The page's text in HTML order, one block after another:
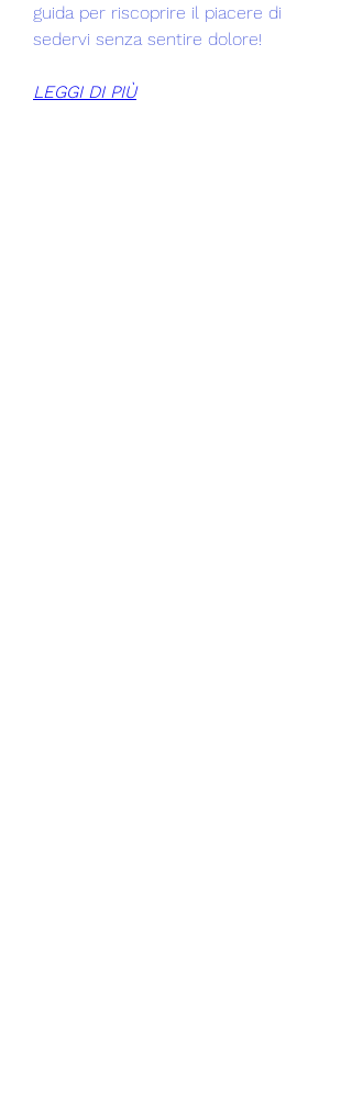
guida per riscoprire il piacere di
sedervi senza sentire dolore!
LEGGI DI PIÙ